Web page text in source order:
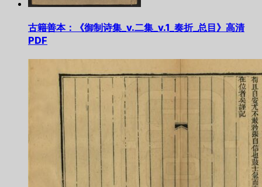
古籍善本：《御制诗集_v.二集_v.1_奏折_总目》高清
PDF